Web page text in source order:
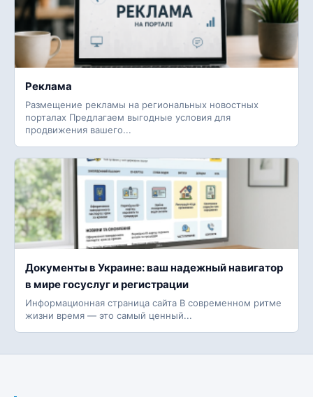
Реклама
Размещение рекламы на региональных новостных
порталах Предлагаем выгодные условия для
продвижения вашего...
Документы в Украине: ваш надежный навигатор
в мире госуслуг и регистрации
Информационная страница сайта В современном ритме
жизни время — это самый ценный...